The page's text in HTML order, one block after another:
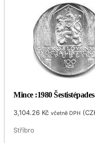
Mince :1980
3,104.26 Kč včetně DPH (
Stříbro